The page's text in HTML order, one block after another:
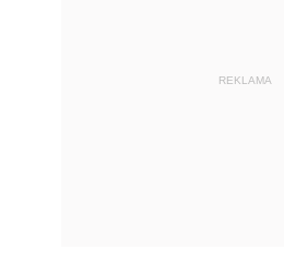
REKLAMA